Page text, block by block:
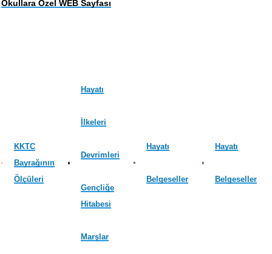
Okullara Özel WEB Sayfası
KKTC
Bayrağının
Ölçüleri
Hayatı
İlkeleri
Devrimleri
Gençliğe
Hitabesi
Marşlar
Hayatı
Belgeseller
Hayatı
Belgeseller